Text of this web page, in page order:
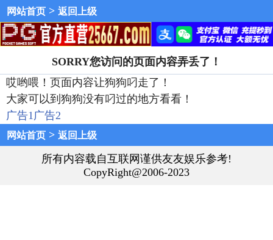
网站首页 > 返回上级
SORRY您访问的页面内容弄丢了！
哎哟喂！页面内容让狗狗叼走了！
大家可以到狗狗没有叼过的地方看看！
广告1广告2
网站首页 > 返回上级
所有内容载自互联网谨供友友娱乐参考!
CopyRight@2006-2023